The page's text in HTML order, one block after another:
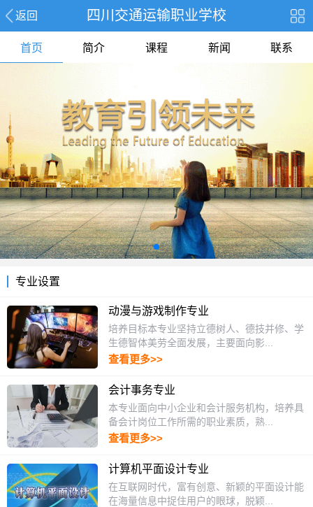
返回 四川交通运输职业学校
首页 简介 课程 新闻 联系
专业设置
动漫与游戏制作专业
培养目标本专业坚持立德树人、德技并修、学
生德智体美劳全面发展，主要面向影...
查看更多>>
会计事务专业
本专业面向中小企业和会计服务机构，培养具
备会计岗位工作所需的职业素质，熟...
查看更多>>
计算机平面设计专业
在互联网时代，富有创意、新颖的平面设计能
在海量信息中捉住用户的眼球，脱颖...